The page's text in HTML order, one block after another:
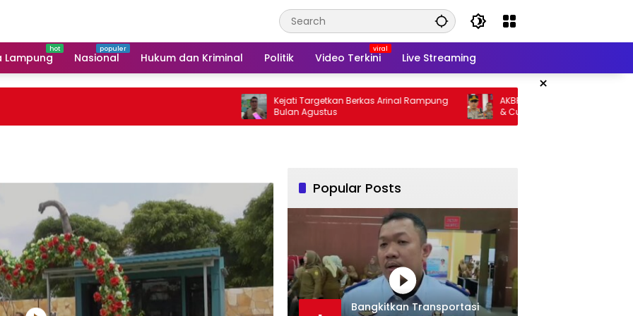
Lampung Nasional Hukum dan Kriminal Politik Video Terkini Live Streaming
×
Kejati Targetkan Berkas Arinal Rampung
Bulan Agustus
AKBP Ramadhona Target Berantas Curat
& Curas
Popular Posts
Bangkitkan Transportasi